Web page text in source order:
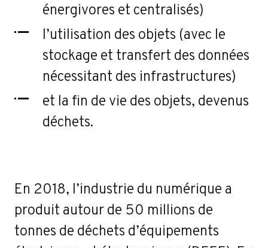
énergivores et centralisés)
l’utilisation des objets (avec le
stockage et transfert des données
nécessitant des infrastructures)
et la fin de vie des objets, devenus
déchets.
En 2018, l’industrie du numérique a
produit autour de 50 millions de
tonnes de déchets d’équipements